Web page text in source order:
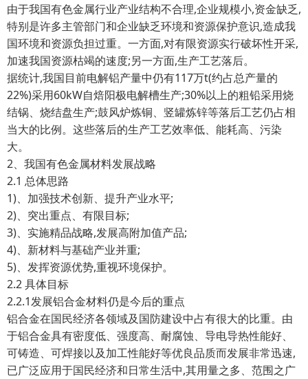
由于我国有色金属行业产业结构不合理,企业规模小,资金缺乏,
特别是许多主管部门和企业缺乏环境和资源保护意识,造成我
国环境和资源负担过重。一方面,对有限资源实行破坏性开采,
加速我国资源枯竭的速度;另一方面,生产工艺落后。
据统计,我国目前电解铝产量中仍有117万t(约占总产量的
22%)采用60kW自焙阳极电解槽生产;30%以上的粗铅采用烧
结锅、烧结盘生产;鼓风炉炼铜、竖罐炼锌等落后工艺仍占相
当大的比例。这些落后的生产工艺效率低、能耗高、污染
大。
2、我国有色金属材料发展战略
2.1 总体思路
1)、加强技术创新、提升产业水平;
2)、突出重点、有限目标;
3)、实施精品战略,发展高附加值产品;
4)、新材料与基础产业并重;
5)、发挥资源优势,重视环境保护。
2.2 具体目标
2.2.1发展铝合金材料仍是今后的重点
铝合金在国民经济各领域及国防建设中占有很大的比重。由
于铝合金具有密度低、强度高、耐腐蚀、导电导热性能好、
可铸造、可焊接以及加工性能好等优良品质而发展非常迅速,
已广泛应用于国民经济和日常生活中,其用量之多、范围之广